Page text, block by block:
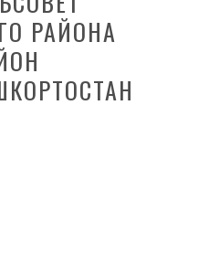
РАЙОНА